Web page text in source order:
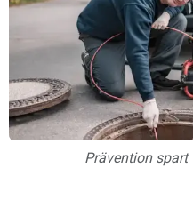
Prävention spart